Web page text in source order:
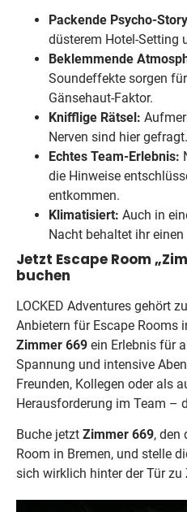
Packende Psycho-
düsterem Hotel-Setting
Beklemmende
Soundeffekte sorgen
Gänsehaut-Faktor.
Knifflige Rätsel:
Nerven sind hier gefragt.
Echtes Team-Erlebnis:
die Hinweise
entkommen.
Klimatisiert: Auch in
Nacht behaltet ihr
Jetzt Escape Room
buchen
LOCKED Adventures gehört
Anbietern für Escape Rooms
Zimmer 669 ein Erlebnis für
Spannung und intensive
Freunden, Kollegen oder als
Herausforderung im Team –
Buche jetzt Zimmer 669, den
Room in Bremen, und stelle
sich wirklich hinter der Tür zu